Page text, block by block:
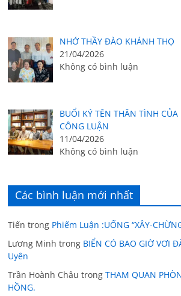
NHỚ THẦY ĐÀO KHÁNH THỌ
21/04/2026
Không có bình luận
BUỔI KÝ TÊN THÂN TÌNH
CÔNG LUẬN
11/04/2026
Không có bình luận
Các bình luận mới nhất
Tiến trong Phiếm Luận :UỐNG “XÂY-
Lương Minh trong BIỂN CÓ BAO GIỜ VƠI
Uyên
Trần Hoành Châu trongTHAM QUAN
HỒNG.